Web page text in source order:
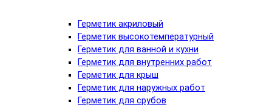
Герметик акриловый
Герметик высокотемпературный
Герметик для ванной и кухни
Герметик для внутренних работ
Герметик для крыш
Герметик для наружных работ
Герметик для срубов